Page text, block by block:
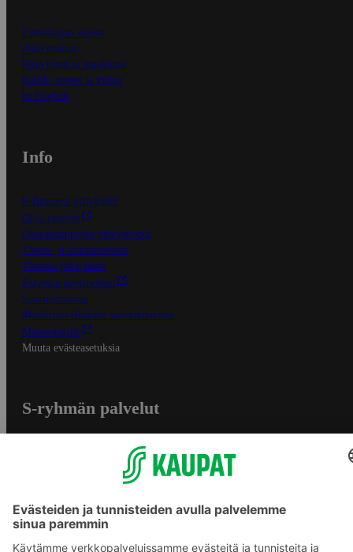
Ensitilaajan ohjeet
Näin maksat
Näin tilaat ja muokkaat
Kaikki ohjeet ja vinkit
In English
Info
S-Business yrityksille
Oiva-raportit
Osuuskauppojen yhteystiedot
Tilaus- ja toimitusehdot
Tietosuojakäytäntö
Palvelun käyttöehdot
Saavutettavuus
Mobiilisovelluksen saavutettavuus
Mainostajalle
Muuta evästeasetuksia
S-ryhmän palvelut
S-ostoslista -sovellus
Prisma.fi
Sokos.fi